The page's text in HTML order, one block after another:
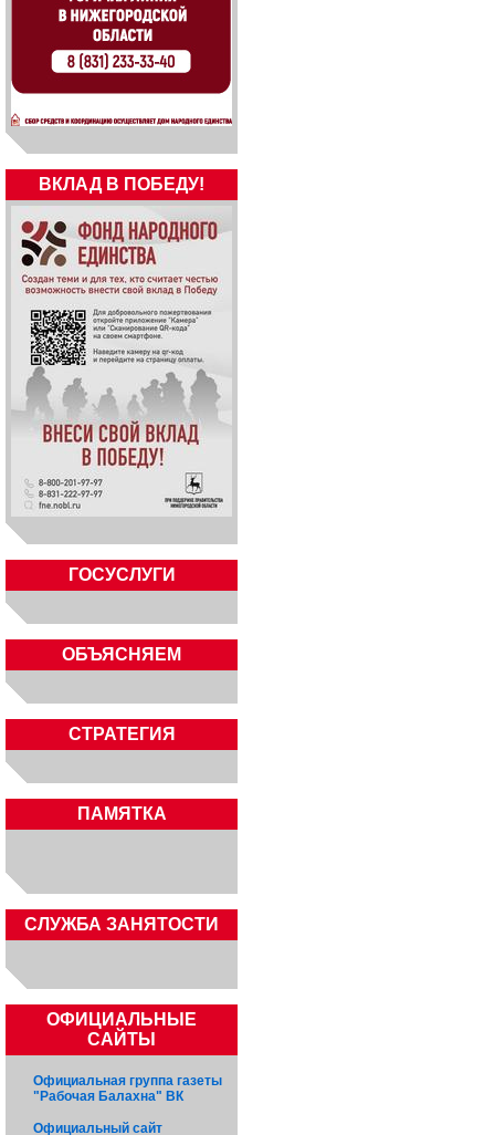
ВКЛАД В ПОБЕДУ!
ГОСУСЛУГИ
ОБЪЯСНЯЕМ
СТРАТЕГИЯ
ПАМЯТКА
CЛУЖБА ЗАНЯТОСТИ
ОФИЦИАЛЬНЫЕ
САЙТЫ
Официальная группа газеты
"Рабочая Балахна" ВК
Официальный сайт